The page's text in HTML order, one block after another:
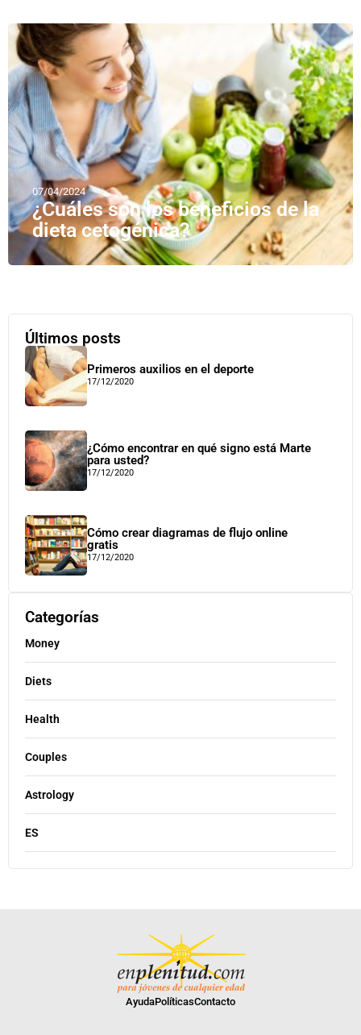
07/04/2024
¿Cuáles son los beneficios de la
dieta cetogénica?
Últimos posts
Primeros auxilios en el deporte
17/12/2020
¿Cómo encontrar en qué signo está Marte
para usted?
17/12/2020
Cómo crear diagramas de flujo online
gratis
17/12/2020
Categorías
Money
Diets
Health
Couples
Astrology
ES
AyudaPolíticasContacto